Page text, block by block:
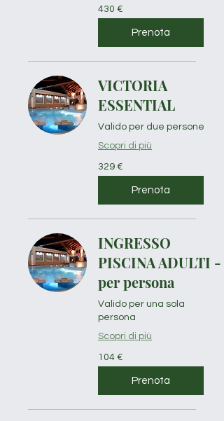
430
euro
430 €
Prenota
VICTORIA
ESSENTIAL
Valido per due persone
Scopri di più
329
euro
329 €
Prenota
INGRESSO
PISCINA ADULTI -
per persona
Valido per una sola
persona
Scopri di più
104
euro
104 €
Prenota